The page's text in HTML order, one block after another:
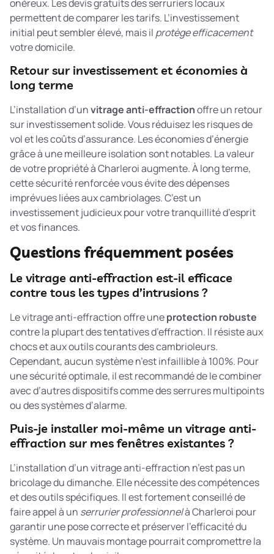
onéreux. Les devis gratuits des serruriers locaux
permettent de comparer les tarifs. L’investissement
initial peut sembler élevé, mais il protège efficacement
votre domicile.
Retour sur investissement et économies à
long terme
L’installation d’unvitrage anti-effractionoffre un retour
sur investissement solide. Vous réduisez les risques de
vol et les coûts d’assurance. Les économies d’énergie
grâce à une meilleure isolation sont notables. La valeur
de votre propriété à Charleroi augmente. À long terme,
cette sécurité renforcée vous évite des dépenses
imprévues liées aux cambriolages. C’est un
investissement judicieux pour votre tranquillité d’esprit
et vos finances.
Questions fréquemment posées
Le vitrage anti-effraction est-il efficace
contre tous les types d’intrusions ?
Le vitrage anti-effraction offre uneprotection robuste
contre la plupart des tentatives d’effraction. Il résiste aux
chocs et aux outils courants des cambrioleurs.
Cependant, aucun système n’est infaillible à 100%. Pour
une sécurité optimale, il est recommandé de le combiner
avec d’autres dispositifs comme des serrures multipoints
ou des systèmes d’alarme.
Puis-je installer moi-même un vitrage anti-
effraction sur mes fenêtres existantes ?
L’installation d’un vitrage anti-effraction n’est pas un
bricolage du dimanche. Elle nécessite des compétences
et des outils spécifiques. Il est fortement conseillé de
faire appel à un serrurier professionnelà Charleroi pour
garantir une pose correcte et préserver l’efficacité du
système. Un mauvais montage pourrait compromettre la